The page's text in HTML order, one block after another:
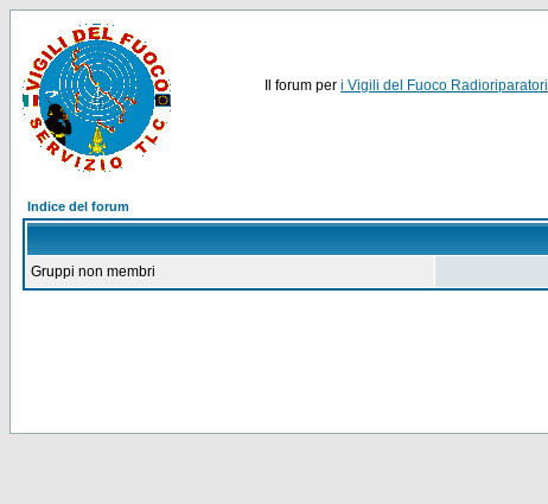
Il forum per i Vigili del Fuoco Radioriparatori
Indice del forum
Gruppi non membri